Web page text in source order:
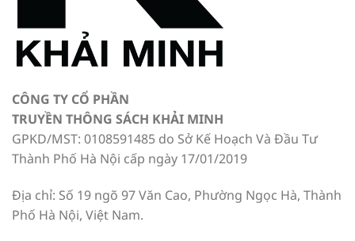
CÔNG TY CỔ PHẦN
TRUYỀN THÔNG SÁCH KHẢI MINH
GPKD/MST: 0108591485 do Sở Kế Hoạch Và Đầu Tư
Thành Phố Hà Nội cấp ngày 17/01/2019
Địa chỉ: Số 19 ngõ 97 Văn Cao, Phường Ngọc Hà, Thành
Phố Hà Nội, Việt Nam.